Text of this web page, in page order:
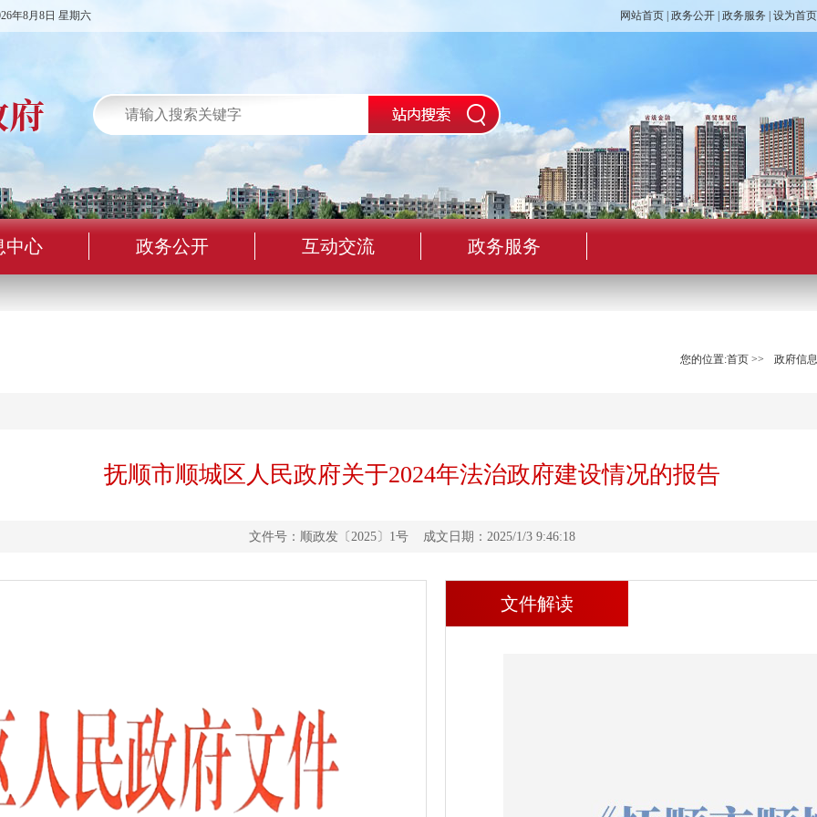
年8月8日 星期六 网站首页 政务公开 政务服务 设为首页
中心 政务公开 互动交流 政务服务
您的位置:首页 >> 政府信
抚顺市顺城区人民政府关于2024年法治政府建设情况的报告
文件号：顺政发〔2025〕1号 成文日期：2025/1/3 9:46:18
文件解读